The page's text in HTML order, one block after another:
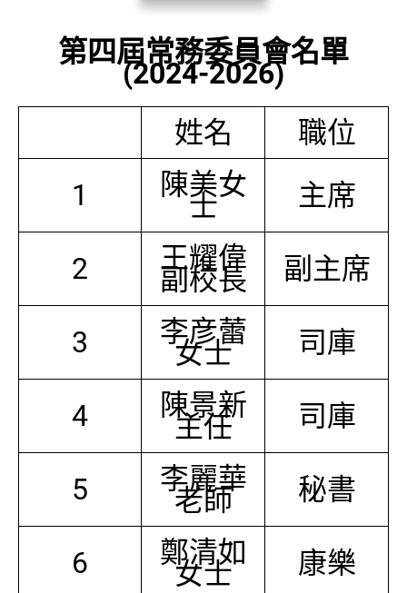
第四屆常務委員會名單
(2024-2026)
姓名
職位
1
陳美女
士 主席
2 王耀偉
副校長 副主席
3 李彦蕾
女士 司庫
4 陳景新
主任 司庫
5 李麗華
老師 秘書
6 鄭清如
女士 康樂